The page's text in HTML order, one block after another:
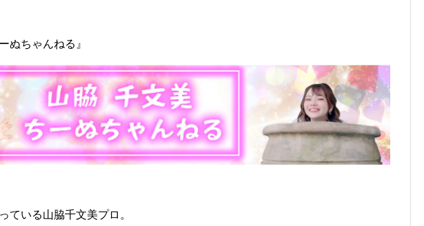
ぬちゃんねる』
ている山脇千文美プロ。